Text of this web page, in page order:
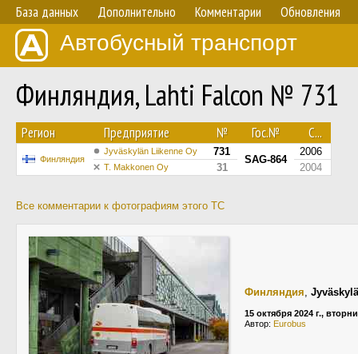
База данных Дополнительно Комментарии Обновления
Автобусный транспорт
Финляндия, Lahti Falcon № 731
Регион Предприятие № Гос.№ С...
Финляндия
Jyväskylän Liikenne Oy 731
SAG-864
2006
T. Makkonen Oy 31 2004
Все комментарии к фотографиям этого ТС
Финляндия, Jyväskylä
15 октября 2024 г.,
Автор: Eurobus